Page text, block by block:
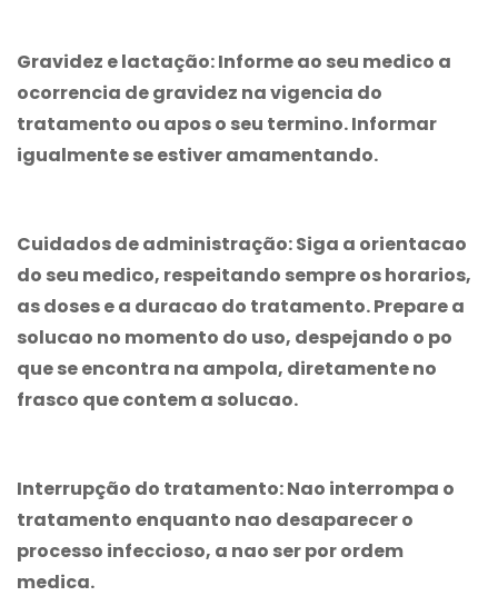
Gravidez e lactação: Informe ao seu medico a
ocorrencia de gravidez na vigencia do
tratamento ou apos o seu termino. Informar
igualmente se estiver amamentando.
Cuidados de administração:Siga a orientacao
do seu medico, respeitando sempre os horarios,
as doses e a duracao do tratamento. Prepare a
solucao no momento do uso, despejando o po
que se encontra na ampola, diretamente no
frasco que contem a solucao.
Interrupção do tratamento:Nao interrompa o
tratamento enquanto nao desaparecer o
processo infeccioso, a nao ser por ordem
medica.